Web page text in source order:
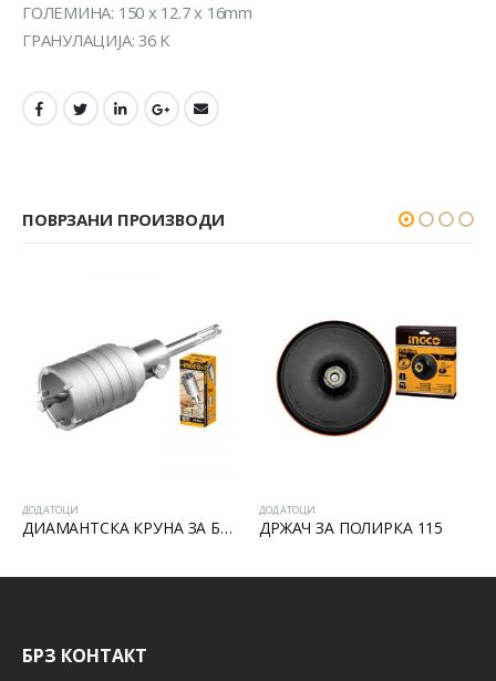
ГОЛЕМИНА: 150 x 12.7 x 16mm
ГРАНУЛАЦИЈА: 36 K
ПОВРЗАНИ ПРОИЗВОДИ
ДОДАТОЦИ
ДИАМАНТСКА КРУНА ЗА БЕТОН SDS PLUS
ДОДАТОЦИ
ДРЖАЧ ЗА ПОЛИРКА 115
БРЗ КОНТАКТ